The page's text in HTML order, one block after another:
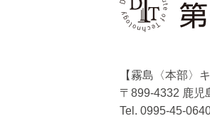
【霧島〈本部〉
〒899-4332 鹿児
Tel. 0995-45-